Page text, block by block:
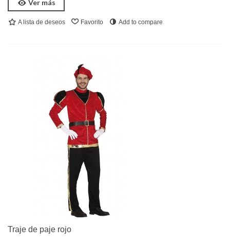
Ver más
A lista de deseos Favorito Add to compare
Traje de paje rojo